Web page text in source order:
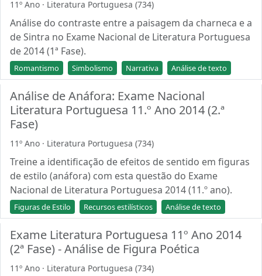
11º Ano · Literatura Portuguesa (734)
Análise do contraste entre a paisagem da charneca e a
de Sintra no Exame Nacional de Literatura Portuguesa
de 2014 (1ª Fase).
Romantismo Simbolismo Narrativa Análise de texto
Análise de Anáfora: Exame Nacional
Literatura Portuguesa 11.º Ano 2014 (2.ª
Fase)
11º Ano · Literatura Portuguesa (734)
Treine a identificação de efeitos de sentido em figuras
de estilo (anáfora) com esta questão do Exame
Nacional de Literatura Portuguesa 2014 (11.º ano).
Figuras de Estilo Recursos estilísticos Análise de texto
Exame Literatura Portuguesa 11º Ano 2014
(2ª Fase) - Análise de Figura Poética
11º Ano · Literatura Portuguesa (734)